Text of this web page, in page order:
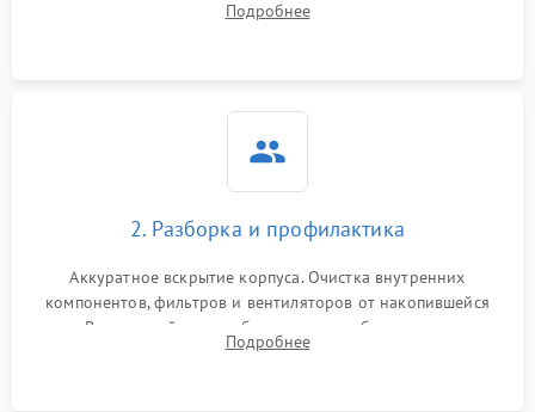
системы охлаждения по уровню шума вентиляторов.
Подробнее
2. Разборка и профилактика
Аккуратное вскрытие корпуса. Очистка внутренних
компонентов, фильтров и вентиляторов от накопившейся
пыли. Визуальный осмотр блока питания, балласта лампы и
материнской платы на наличие прогаров или вздутых
Подробнее